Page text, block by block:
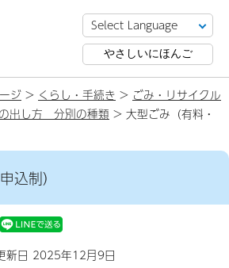
やさしいにほんご
ジ > くらし・手続き > ごみ・リサイクル
出し方 分別の種類 > 大型ごみ（有料・
込制）
新日 2025年12月9日